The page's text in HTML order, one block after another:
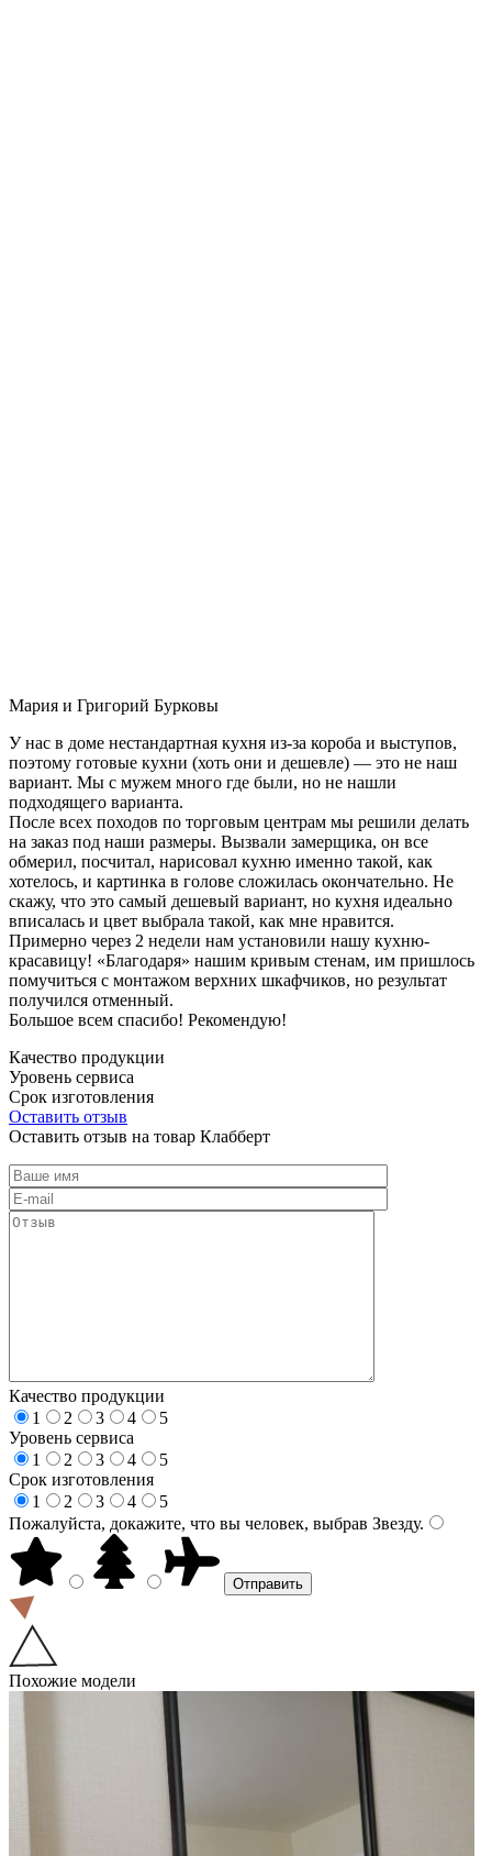
Мария и Григорий Бурковы
У нас в доме нестандартная кухня из-за короба и выступов,
поэтому готовые кухни (хоть они и дешевле) — это не наш
вариант. Мы с мужем много где были, но не нашли
подходящего варианта.
После всех походов по торговым центрам мы решили делать
на заказ под наши размеры. Вызвали замерщика, он все
обмерил, посчитал, нарисовал кухню именно такой, как
хотелось, и картинка в голове сложилась окончательно. Не
скажу, что это самый дешевый вариант, но кухня идеально
вписалась и цвет выбрала такой, как мне нравится.
Примерно через 2 недели нам установили нашу кухню-
красавицу! «Благодаря» нашим кривым стенам, им пришлось
помучиться с монтажом верхних шкафчиков, но результат
получился отменный.
Большое всем спасибо! Рекомендую!
Качество продукции
Уровень сервиса
Срок изготовления
Оставить отзыв
Оставить отзыв на товар Клабберт
Качество продукции
1
2 3 4
5
Уровень сервиса
1
2 3 4
5
Срок изготовления
1
2 3 4
5
Пожалуйста, докажите, что вы человек, выбрав Звезду.
Похожие модели